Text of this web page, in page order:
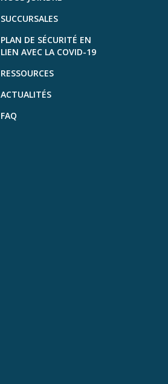
SUCCURSALES
PLAN DE SÉCURITÉ EN
LIEN AVEC LA COVID-19
RESSOURCES
ACTUALITÉS
FAQ